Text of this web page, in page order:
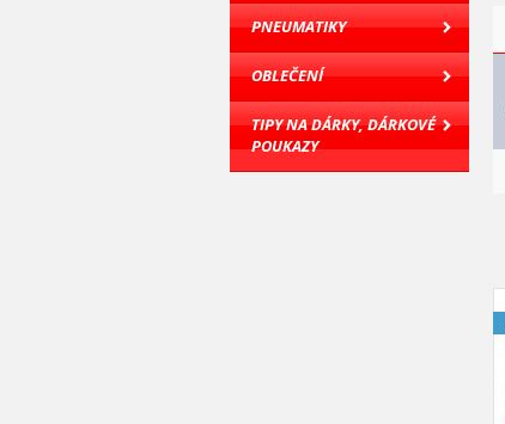
PNEUMATIKY
OBLEČENÍ
TIPY NA DÁRKY, DÁRKOVÉ
POUKAZY